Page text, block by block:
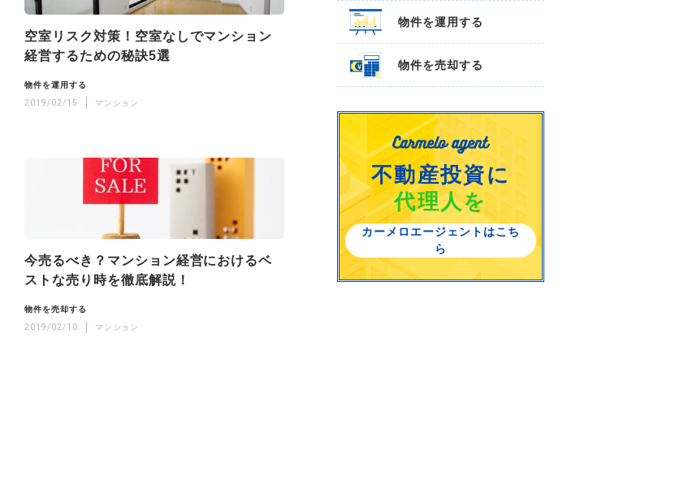
空室リスク対策！空室なしでマンション
経営するための秘訣5選
物件を運用する
2019/02/15
マンション
今売るべき？マンション経営におけるベ
ストな売り時を徹底解説！
物件を売却する
2019/02/10
マンション
物件を運用する
物件を売却する
不動産投資に
代理人を
カーメロエージェントはこち
ら